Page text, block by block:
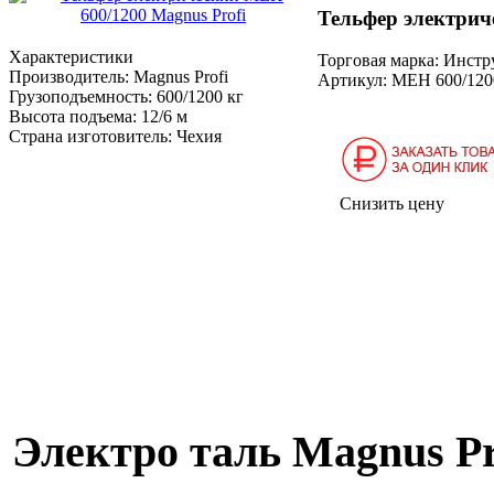
Характеристики
Производитель: Magnus Profi
Грузоподъемность: 600/1200 кг
Высота подъема: 12/6 м
Страна изготовитель: Чехия
Тельфер
Торговая марка:
Артикул: МЕН 600/
Снизить цену
Электро таль Magnus